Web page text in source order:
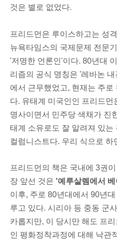
것은 별로 없었다.
프리드먼은 루이스하고는 성
뉴욕타임스의 국제문제 전문
'저명한 언론인'이다. 80년대
리즘의 공식 명칭은 '레바논
에서 근무했었고, 현재는 주로
다. 유태계 미국인인 프리드먼
명사이면서 민주당 색채가 진
태계 소유로도 잘 알려져 있는
컬럼니스트다. 우리 식으로 하
프리드먼의 책은 국내에 3권
장 앞선 것은 '예루살렘에서 베
이후, 주로 80년대에서 90년
루고 있다. 시리아 등 중동 군
카롭지만, 이 당시만 해도 프
인 평화정착과정에 대해 낙관